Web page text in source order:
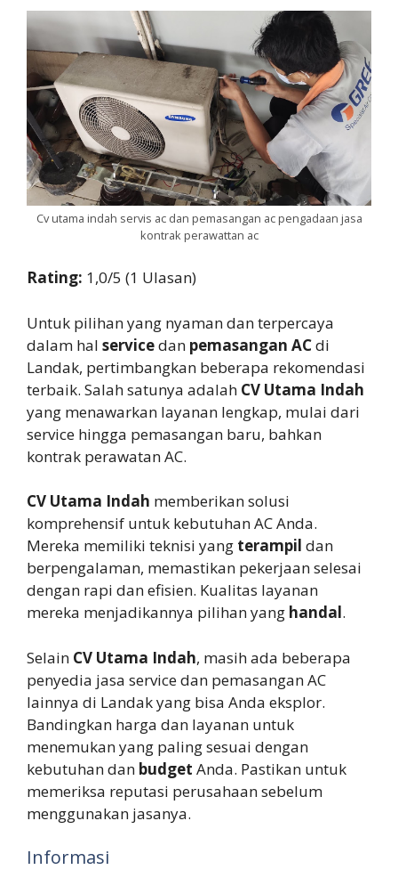
Cv utama indah servis ac dan pemasangan ac pengadaan jasa
kontrak perawattan ac
Rating: 1,0/5 (1 Ulasan)
Untuk pilihan yang nyaman dan terpercaya
dalam hal servicedan pemasangan ACdi
Landak, pertimbangkan beberapa rekomendasi
terbaik. Salah satunya adalah CV Utama Indah
yang menawarkan layanan lengkap, mulai dari
service hingga pemasangan baru, bahkan
kontrak perawatan AC.
CV Utama Indah memberikan solusi
komprehensif untuk kebutuhan AC Anda.
Mereka memiliki teknisi yang terampil dan
berpengalaman, memastikan pekerjaan selesai
dengan rapi dan efisien. Kualitas layanan
mereka menjadikannya pilihan yang handal.
Selain CV Utama Indah, masih ada beberapa
penyedia jasa service dan pemasangan AC
lainnya di Landak yang bisa Anda eksplor.
Bandingkan harga dan layanan untuk
menemukan yang paling sesuai dengan
kebutuhan dan budget Anda. Pastikan untuk
memeriksa reputasi perusahaan sebelum
menggunakan jasanya.
Informasi